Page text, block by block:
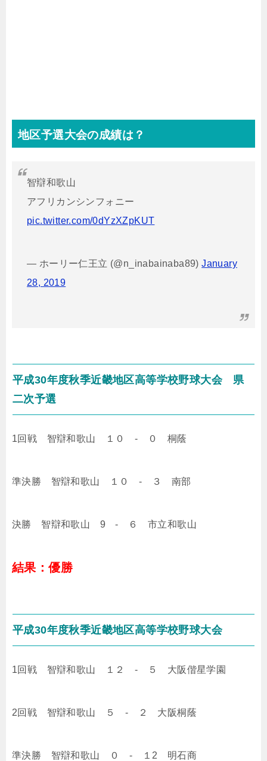
地区予選大会の成績は？
智辯和歌山
アフリカンシンフォニー
pic.twitter.com/0dYzXZpKUT
— ホーリー仁王立 (@n_inabainaba89)January
28, 2019
平成30年度秋季近畿地区高等学校野球大会 県
二次予選
1回戦 智辯和歌山 １０ - ０ 桐蔭
準決勝 智辯和歌山 １０ - ３ 南部
決勝 智辯和歌山 9 - ６ 市立和歌山
結果：優勝
平成30年度秋季近畿地区高等学校野球大会
1回戦 智辯和歌山 １２ - ５ 大阪偕星学園
2回戦 智辯和歌山 ５ - ２ 大阪桐蔭
準決勝 智辯和歌山 ０ - １2 明石商